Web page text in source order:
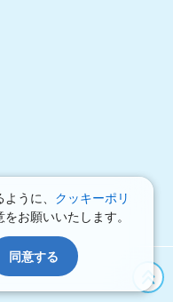
うに、 クッキーポリ
お願いいたします。
同意する